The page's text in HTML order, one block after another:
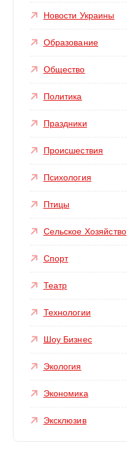
Новости Украины
Образование
Общество
Политика
Праздники
Происшествия
Психология
Птицы
Сельское Хозяйство
Спорт
Театр
Технологии
Шоу Бизнес
Экология
Экономика
Эксклюзив